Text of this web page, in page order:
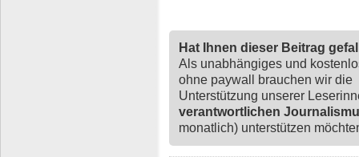
Hat Ihnen dieser Beitrag
Als unabhängiges und
ohne paywall brauchen wir die
Unterstützung unserer
verantwortlichen
monatlich) unterstützen